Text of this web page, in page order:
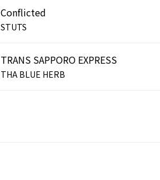
Conflicted
STUTS
TRANS SAPPORO EXPRESS
THA BLUE HERB